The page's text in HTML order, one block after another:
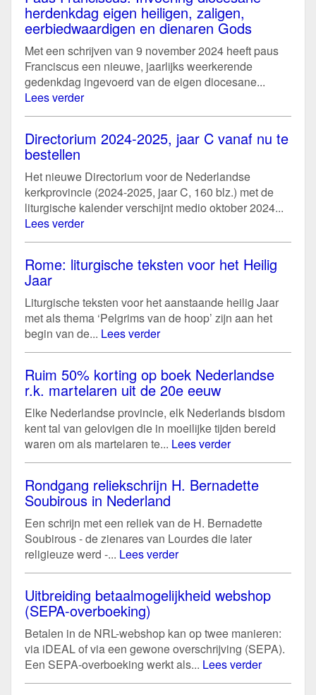
herdenkdag eigen heiligen, zaligen,
eerbiedwaardigen en dienaren Gods
Met een schrijven van 9 november 2024 heeft paus
Franciscus een nieuwe, jaarlijks weerkerende
gedenkdag ingevoerd van de eigen diocesane...
Lees verder
Directorium 2024-2025, jaar C vanaf nu te
bestellen
Het nieuwe Directorium voor de Nederlandse
kerkprovincie (2024-2025, jaar C, 160 blz.) met de
liturgische kalender verschijnt medio oktober 2024...
Lees verder
Rome: liturgische teksten voor het Heilig
Jaar
Liturgische teksten voor het aanstaande heilig Jaar
met als thema ‘Pelgrims van de hoop’ zijn aan het
begin van de... Lees verder
Ruim 50% korting op boek Nederlandse
r.k. martelaren uit de 20e eeuw
Elke Nederlandse provincie, elk Nederlands bisdom
kent tal van gelovigen die in moeilijke tijden bereid
waren om als martelaren te... Lees verder
Rondgang reliekschrijn H. Bernadette
Soubirous in Nederland
Een schrijn met een reliek van de H. Bernadette
Soubirous - de zienares van Lourdes die later
religieuze werd -... Lees verder
Uitbreiding betaalmogelijkheid webshop
(SEPA-overboeking)
Betalen in de NRL-webshop kan op twee manieren:
via iDEAL of via een gewone overschrijving (SEPA).
Een SEPA-overboeking werkt als... Lees verder